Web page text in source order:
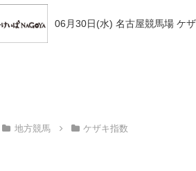
06月30日(水) 名古屋競馬場 ケ
地方競馬 ケザキ指数